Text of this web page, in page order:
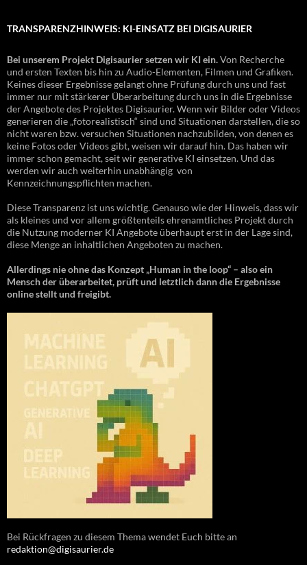
TRANSPARENZHINWEIS: KI-EINSATZ BEI DIGISAURIER
Bei unserem Projekt Digisaurier setzen wir KI ein.Von Recherche
und ersten Texten bis hin zu Audio-Elementen, Filmen und Grafiken.
Keines dieser Ergebnisse gelangt ohne Prüfung durch uns und fast
immer nur mit stärkerer Überarbeitung durch uns in die Ergebnisse
der Angebote des Projektes Digisaurier. Wenn wir Bilder oder Videos
generieren die „fotorealistisch“ sind und Situationen darstellen, die so
nicht waren bzw. versuchen Situationen nachzubilden, von denen es
keine Fotos oder Videos gibt, weisen wir darauf hin. Das haben wir
immer schon gemacht, seit wir generative KI einsetzen. Und das
werden wir auch weiterhin unabhängig von
Kennzeichnungspflichten machen.
Diese Transparenz ist uns wichtig. Genauso wie der Hinweis, dass wir
als kleines und vor allem größtenteils ehrenamtliches Projekt durch
die Nutzung moderner KI Angebote überhaupt erst in der Lage sind,
diese Menge an inhaltlichen Angeboten zu machen.
Allerdings nie ohne das Konzept „Human in the loop“ – also ein
Mensch der überarbeitet, prüft und letztlich dann die Ergebnisse
online stellt und freigibt.
Bei Rückfragen zu diesem Thema wendet Euch bitte an
redaktion@digisaurier.de